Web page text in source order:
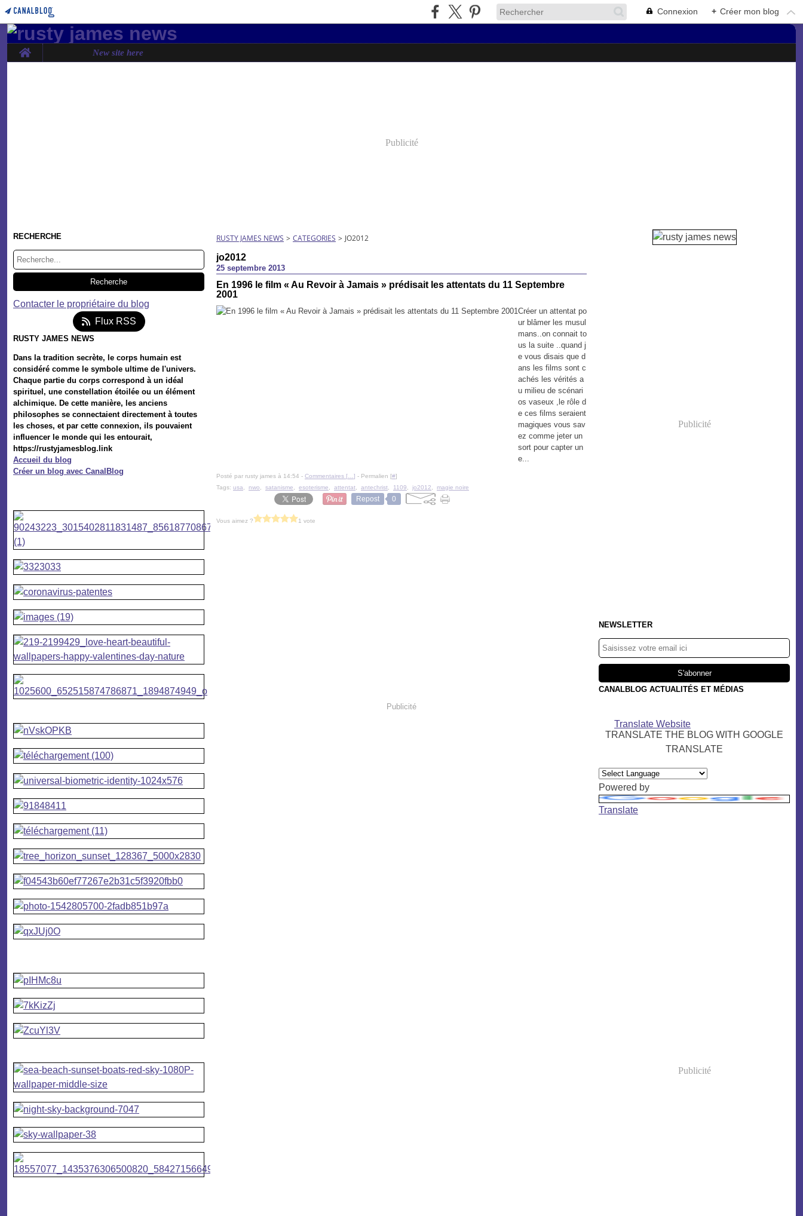
Connexion + Créer mon blog
Home New site here
Publicité
RECHERCHE
Contacter le propriétaire du blog
Flux RSS
RUSTY JAMES NEWS
Dans la tradition secrète, le corps humain est
considéré comme le symbole ultime de l'univers.
Chaque partie du corps correspond à un idéal
spirituel, une constellation étoilée ou un élément
alchimique. De cette manière, les anciens
philosophes se connectaient directement à toutes
les choses, et par cette connexion, ils pouvaient
influencer le monde qui les entourait,
https://rustyjamesblog.link
Accueil du blog
Créer un blog avec CanalBlog
RUSTY JAMES NEWS > CATEGORIES > JO2012
jo2012
25 septembre 2013
En 1996 le film « Au Revoir à Jamais » prédisait les attentats du 11 Septembre
2001
Créer un attentat po
ur blâmer les musul
mans..on connait to
us la suite ..quand j
e vous disais que d
ans les films sont c
achés les vérités a
u milieu de scénari
os vaseux ,le rôle d
e ces films seraient
magiques vous sav
ez comme jeter un
sort pour capter un
e...
Posté par rusty james à 14:54 - Commentaires [ ] - Permalien [#]
Tags: usa nwo satanisme esoterisme attentat antechrist 1109 jo2012 magie noire
Repost 0
Vous aimez ? 1 vote
Publicité
Publicité
NEWSLETTER
CANALBLOG ACTUALITÉS ET MÉDIAS
Translate Website
TRANSLATE THE BLOG WITH GOOGLE
TRANSLATE
Powered by
Translate
Publicité